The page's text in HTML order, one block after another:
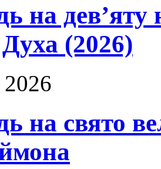
на дев’яту
(2026)
на свято